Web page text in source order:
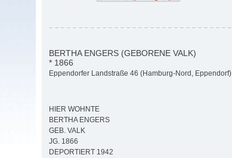
BERTHA ENGERS (GEBORENE VALK)
* 1866
Eppendorfer Landstraße 46 (Hamburg-Nord, Eppendorf)
HIER WOHNTE
BERTHA ENGERS
GEB. VALK
JG. 1866
DEPORTIERT 1942